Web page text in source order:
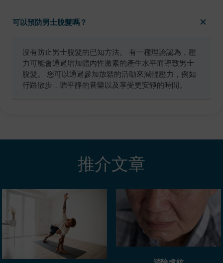
可以預防男士脫髮嗎？
沒有防止男士脫髮的已知方法。 有一種理論認為，壓
力可能會通過增加體內性激素的產生水平而導致男士
脫髮。 您可以通過參加放鬆的活動來減輕壓力，例如
行路散步，聽平靜的音樂以及享受更安靜的時間。
推介文章